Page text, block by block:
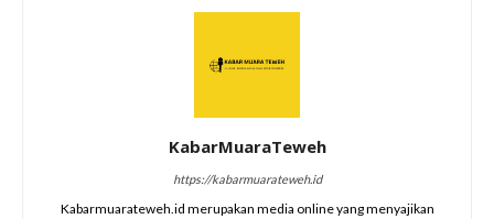
KabarMuaraTeweh
https://kabarmuarateweh.id
Kabarmuarateweh.id merupakan media online yang menyajikan